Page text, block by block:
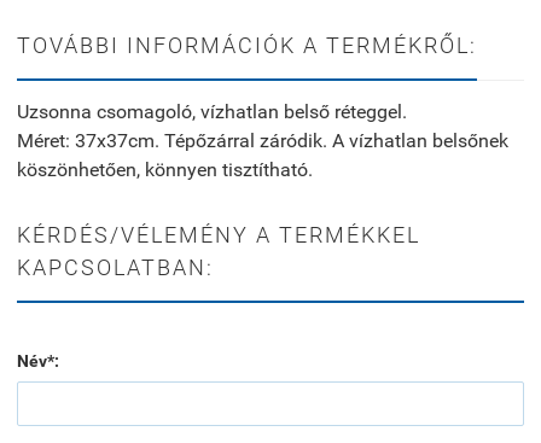
TOVÁBBI INFORMÁCIÓK A TERMÉKRŐL:
Uzsonna csomagoló, vízhatlan belső réteggel.
Méret: 37x37cm. Tépőzárral záródik. A vízhatlan belsőnek
köszönhetően, könnyen tisztítható.
KÉRDÉS/VÉLEMÉNY A TERMÉKKEL
KAPCSOLATBAN:
Név*: